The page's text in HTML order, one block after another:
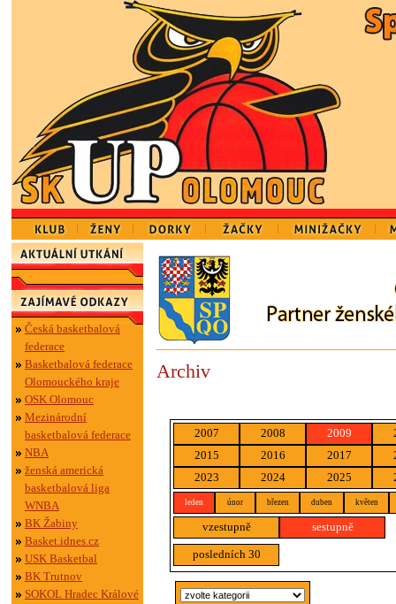
Česká basketbalová
federace
Basketbalová federace
Olomouckého kraje
OSK Olomouc
Mezinárodní
basketbalová federace
NBA
ženská americká
basketbalová liga
WNBA
BK Žabiny
Basket.idnes.cz
USK Basketbal
BK Trutnov
SOKOL Hradec Králové
Archiv
2007 2008 2009
2015
2016 2017
2023
2024 2025
leden únor březen duben květen
vzestupně sestupně
posledních 30